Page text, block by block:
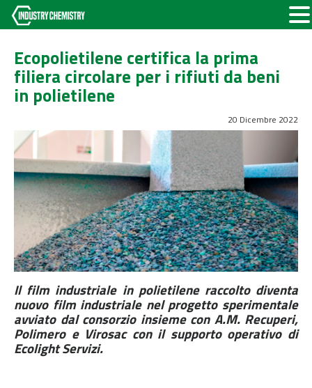
Ecopolietilene certifica la prima
filiera circolare per i rifiuti da beni
in polietilene
20 Dicembre 2022
Il film industriale in polietilene raccolto diventa
nuovo film industriale nel progetto sperimentale
avviato dal consorzio insieme con A.M. Recuperi,
Polimero e Virosac con il supporto operativo di
Ecolight Servizi.